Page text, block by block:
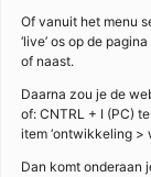
Of vanuit het menu
‘live’ os op de
of naast.
Daarna zou je de
of: CNTRL + I (PC)
item ‘ontwikkeling >
Dan komt onderaan